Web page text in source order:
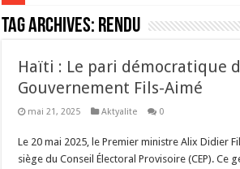
Tag Archives: rendu
Haïti : Le pari démocratique
Gouvernement Fils-Aimé
mai 21, 2025 Aktyalite 0
Le 20 mai 2025, le Premier ministre Alix Didier
siège du Conseil Électoral Provisoire (CEP). Ce